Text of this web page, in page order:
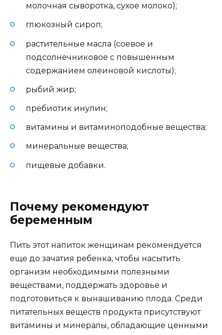
молочная сыворотка, сухое молоко);
глюкозный сироп;
растительные масла (соевое и
подсолнечниковое с повышенным
содержанием олеиновой кислоты);
рыбий жир;
пребиотик инулин;
витамины и витаминоподобные вещества;
минеральные вещества;
пищевые добавки.
Почему рекомендуют
беременным
Пить этот напиток женщинам рекомендуется
еще до зачатия ребенка, чтобы насытить
организм необходимыми полезными
веществами, поддержать здоровье и
подготовиться к вынашиванию плода. Среди
питательных веществ продукта присутствуют
витамины и минералы, обладающие ценными